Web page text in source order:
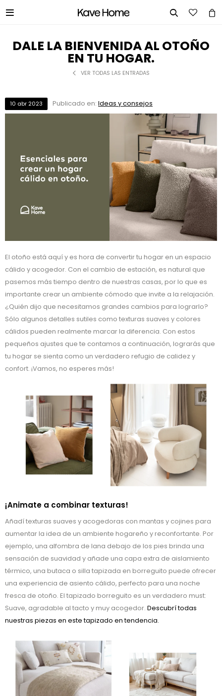
 
DALE LA BIENVENIDA AL OTOÑO
EN TU HOGAR.
VER TODAS LAS ENTRADAS
10 abr 2023 Publicado en: Ideas y consejos
El otoño está aquí y es hora de convertir tu hogar en un espacio
cálido y acogedor. Con el cambio de estación, es natural que
pasemos más tiempo dentro de nuestras casas, por lo que es
importante crear un ambiente cómodo que invite a la relajación.
¿Quién dijo que necesitamos grandes cambios para lograrlo?
Sólo algunos detalles sutiles como texturas suaves y colores
cálidos pueden realmente marcar la diferencia. Con estos
pequeños ajustes que te contamos a continuación, lograrás que
tu hogar se sienta como un verdadero refugio de calidez y
confort. ¡Vamos, no esperes más!
¡Animate a combinar texturas!
Añadí texturas suaves y acogedoras con mantas y cojines para
aumentar la idea de un ambiente hogareño y reconfortante. Por
ejemplo, una alfombra de lana debajo de los pies brinda una
sensación de suavidad y añade una capa extra de aislamiento
térmico, una butaca o silla tapizada en borreguito puede ofrecer
una experiencia de asiento cálido, perfecto para una noche
fresca de otoño. El tapizado borreguito es un verdadero must:
Suave, agradable al tacto y muy acogedor. Descubrí todas
nuestras piezas en este tapizado en tendencia.